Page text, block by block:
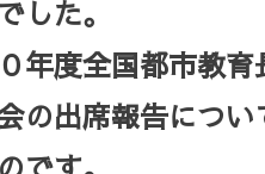
した。
年度全国都市教
の出席報告につ